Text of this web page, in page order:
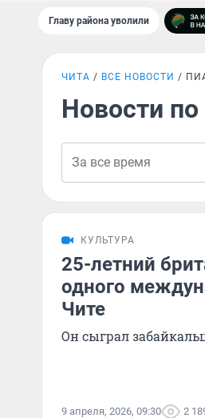
Главу района уволили
ЧИТА ВСЕ НОВОСТИ
Новости по
КУЛЬТУРА
25-летний
одного
Чите
Он сыграл
9 апреля, 2026, 09:30 2